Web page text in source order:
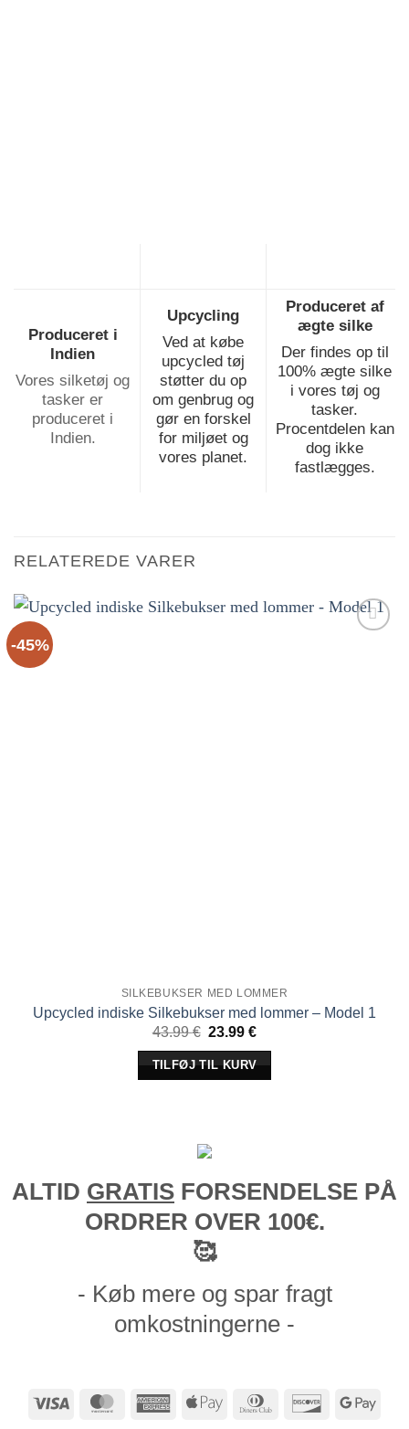
Produceret i
Indien
Vores silketøj og
tasker er
produceret i
Indien.
Upcycling
Ved at købe
upcycled tøj
støtter du op
om genbrug og
gør en forskel
for miljøet og
vores planet.
Produceret af
ægte silke
Der findes op til
100% ægte silke
i vores tøj og
tasker.
Procentdelen kan
dog ikke
fastlægges.
RELATEREDE VARER
-45%
SILKEBUKSER MED LOMMER
Upcycled indiske Silkebukser med lommer – Model 1
43.99€ Den
pris
var:
23.99€Den
pris
TILFØJ TIL KURV
ALTID GRATIS FORSENDELSE PÅ
ORDRER OVER 100€.
🥰
- Køb mere og spar fragt
omkostningerne -
Visum MasterCardAmericanApple
Dinners
Opdage